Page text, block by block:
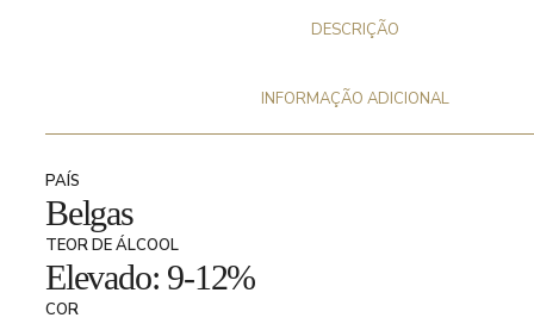
DESCRIÇÃO
INFORMAÇÃO ADICIONAL
PAÍS
Belgas
TEOR DE ÁLCOOL
Elevado: 9-12%
COR